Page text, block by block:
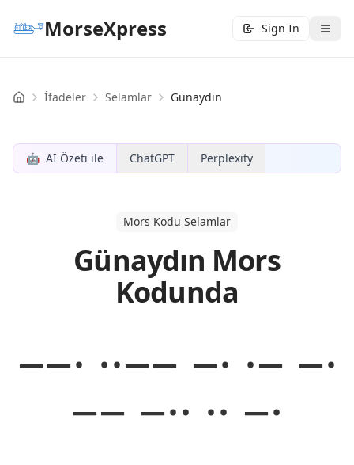
MorseXpress Sign In
Home İfadeler Selamlar Günaydın
🤖 AI Özeti ile ChatGPT Perplexity
Mors Kodu Selamlar
Günaydın Mors
Kodunda
−−· ··−− −· ·− −·
−− −·· ·· −·